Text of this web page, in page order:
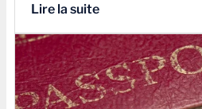
Lire la suite